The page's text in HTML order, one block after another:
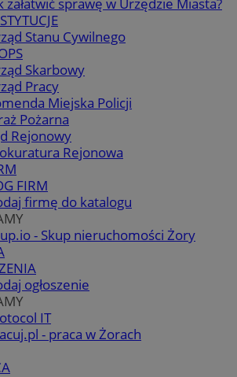
Stanu Cywilnego
Skarbowy
Pracy
Miejska Policji
Pożarna
Rejonowy
Rejonowa
FIRM
firmę do katalogu
- Skup nieruchomości Żory
ogłoszenie
IT
- praca w Żorach